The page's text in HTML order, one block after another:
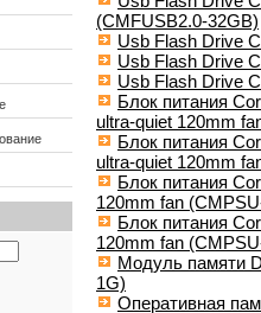
(CMFUSB2.0-32GB)
Usb Flash Drive
Usb Flash Drive
Usb Flash Drive
Блок питания
ultra-quiet 120mm
Блок питания
ultra-quiet 120mm
Блок питания
120mm fan
Блок питания
120mm fan
Модуль памяти
1G)
Оперативная